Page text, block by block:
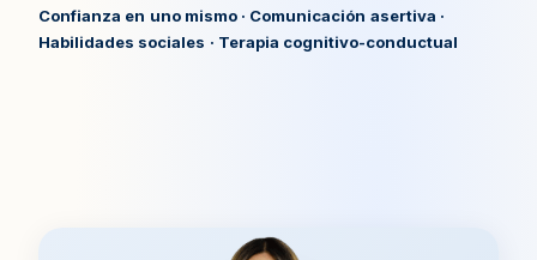
Confianza en uno mismo · Comunicación asertiva ·
Habilidades sociales · Terapia cognitivo-conductual